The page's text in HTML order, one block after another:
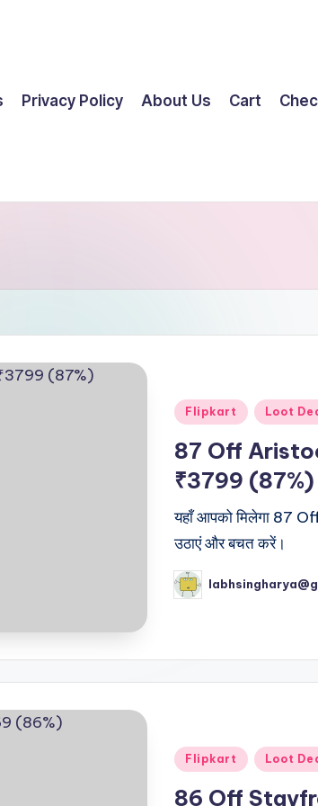
Privacy Policy About Us Cart
Posted
Flipkart Loot
87 Off
₹3799 (87%)
यहाँ आपको मिलेगा 87
उठाएं और बचत करें।
Posted
by
Posted
Flipkart Loot
86 Off